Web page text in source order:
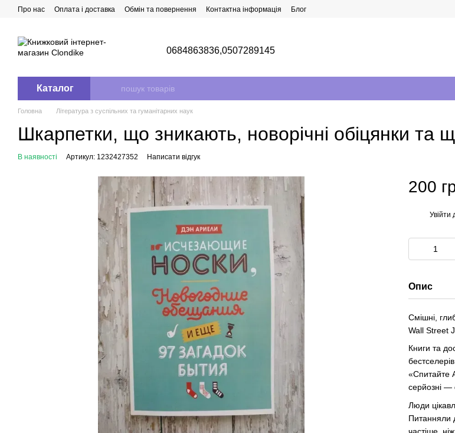
Перейти до основного контенту
Про нас Оплата і доставка Обмін та повернення Контактна інформація Блог
0684863836,0507289145
Каталог
Головна Література з суспільних та гуманітарних наук
Шкарпетки, що зникають, новорічні обіцянки та
В наявності Артикул: 1232427352 Написати відгук
200
Увійти
Опис
Смішні,
Wall Street
Книги та
«Спитайте
серйозні —
Люди
Питанняли
частіше, ніж